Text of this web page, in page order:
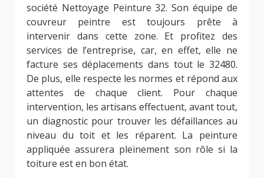
société Nettoyage Peinture 32. Son équipe de
couvreur peintre est toujours prête à
intervenir dans cette zone. Et profitez des
services de l’entreprise, car, en effet, elle ne
facture ses déplacements dans tout le 32480.
De plus, elle respecte les normes et répond aux
attentes de chaque client. Pour chaque
intervention, les artisans effectuent, avant tout,
un diagnostic pour trouver les défaillances au
niveau du toit et les réparent. La peinture
appliquée assurera pleinement son rôle si la
toiture est en bon état.